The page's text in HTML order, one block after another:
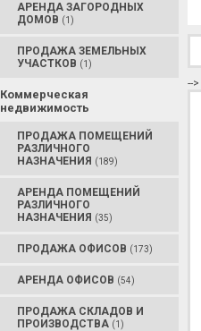
АРЕНДА ЗАГОРОДНЫХ
ДОМОВ (1)
ПРОДАЖА ЗЕМЕЛЬНЫХ
УЧАСТКОВ (1)
Коммерческая
недвижимость
ПРОДАЖА ПОМЕЩЕНИЙ
РАЗЛИЧНОГО
НАЗНАЧЕНИЯ (189)
АРЕНДА ПОМЕЩЕНИЙ
РАЗЛИЧНОГО
НАЗНАЧЕНИЯ (35)
ПРОДАЖА ОФИСОВ (173)
АРЕНДА ОФИСОВ (54)
ПРОДАЖА СКЛАДОВ И
ПРОИЗВОДСТВА (1)
-->